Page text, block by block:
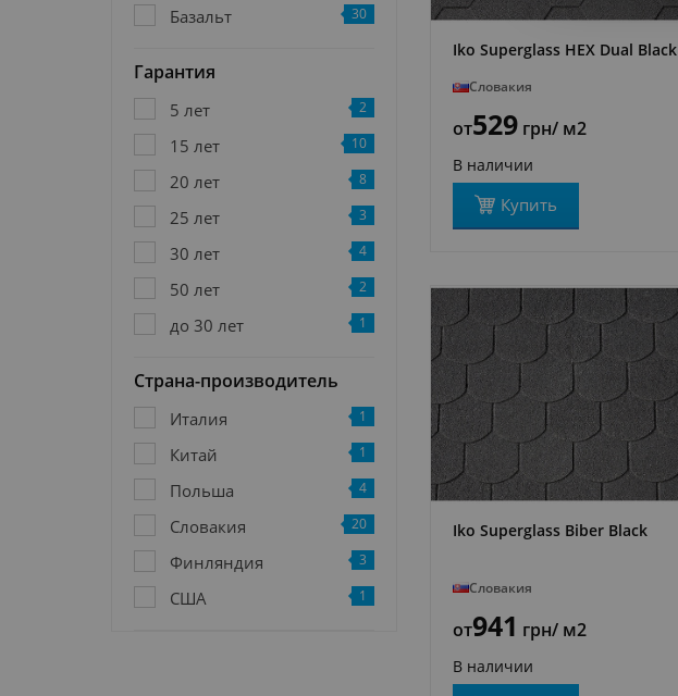
Базальт 30
Гарантия
5 лет 2
15 лет 10
20 лет 8
25 лет 3
30 лет 4
50 лет 2
до 30 лет 1
Страна-производитель
Италия 1
Китай 1
Польша 4
Словакия 20
Финляндия 3
США 1
ПОДРОБНЕЕ
Iko Superglass HEX Dual Black
Словакия
от529грн/ м2
В наличии
Купить
ПОДРОБНЕЕ
Iko Superglass Biber Black
Словакия
от941 грн/ м2
В наличии